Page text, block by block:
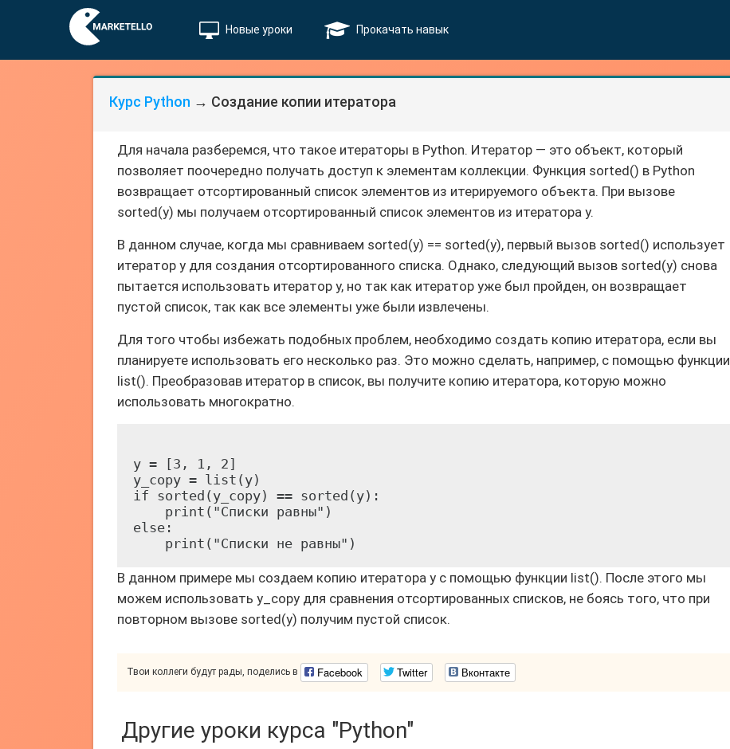
Новые уроки Прокачать навык
Курс Python → Создание копии итератора
Для начала разберемся, что такое итераторы в Python. Итератор — это объект, который
позволяет поочередно получать доступ к элементам коллекции. Функция sorted() в Python
возвращает отсортированный список элементов из итерируемого объекта. При вызове
sorted(y) мы получаем отсортированный список элементов из итератора y.
В данном случае, когда мы сравниваем sorted(y) == sorted(y), первый вызов sorted() использует
итератор y для создания отсортированного списка. Однако, следующий вызов sorted(y) снова
пытается использовать итератор y, но так как итератор уже был пройден, он возвращает
пустой список, так как все элементы уже были извлечены.
Для того чтобы избежать подобных проблем, необходимо создать копию итератора, если вы
планируете использовать его несколько раз. Это можно сделать, например, с помощью функции
list(). Преобразовав итератор в список, вы получите копию итератора, которую можно
использовать многократно.
y = [3, 1, 2]
y_copy = list(y)
if sorted(y_copy) == sorted(y):
    print("Списки равны")
else:
В данном примере мы создаем копию итератора y с помощью функции list(). После этого мы
можем использовать y_copy для сравнения отсортированных списков, не боясь того, что при
повторном вызове sorted(y) получим пустой список.
Твои коллеги будут рады, поделись в Facebook Twitter Вконтакте
Другие уроки курса "Python"